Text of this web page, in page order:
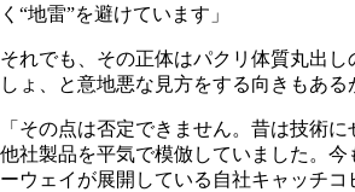
く“地雷”を避けています」
それでも、その正体はパクリ体質丸出
しょ、と意地悪な見方をする向きもある
「その点は否定できません。昔は技術に
他社製品を平気で模倣していました。今
ーウェイが展開している自社キャッチ